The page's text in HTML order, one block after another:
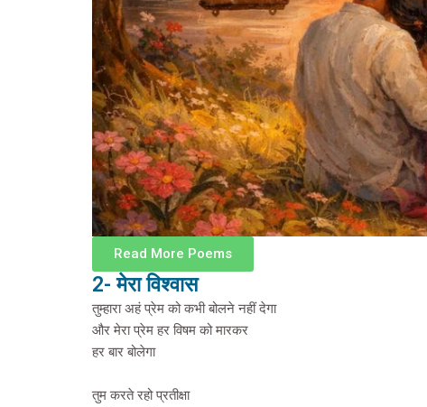
Read More Poems
2- मेरा विश्वास
तुम्हारा अहं प्रेम को कभी बोलने नहीं देगा
और मेरा प्रेम हर विषम को मारकर
हर बार बोलेगा
तुम करते रहो प्रतीक्षा